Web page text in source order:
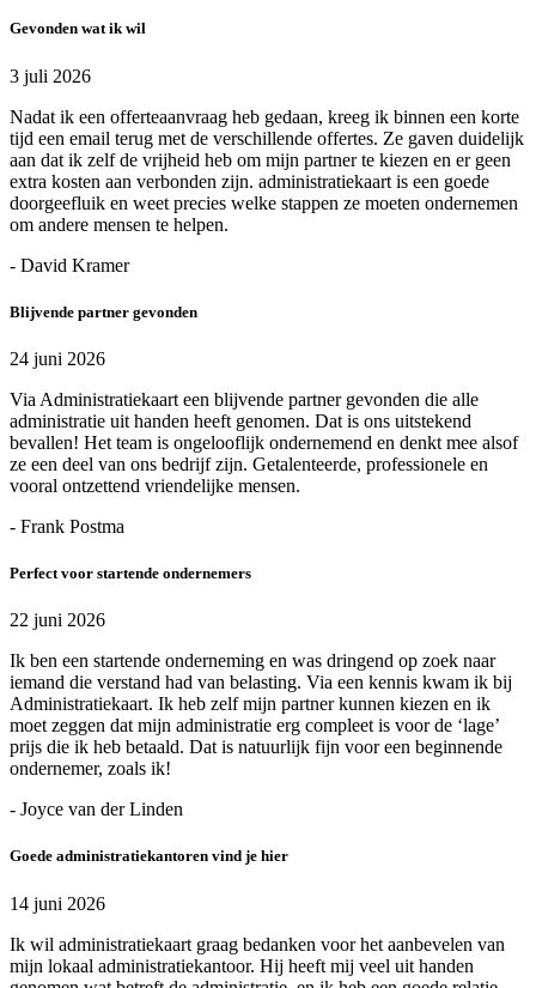
Gevonden wat ik wil
3 juli 2026
Nadat ik een offerteaanvraag heb gedaan, kreeg ik binnen een korte
tijd een email terug met de verschillende offertes. Ze gaven duidelijk
aan dat ik zelf de vrijheid heb om mijn partner te kiezen en er geen
extra kosten aan verbonden zijn. administratiekaart is een goede
doorgeefluik en weet precies welke stappen ze moeten ondernemen
om andere mensen te helpen.
- David Kramer
Blijvende partner gevonden
24 juni 2026
Via Administratiekaart een blijvende partner gevonden die alle
administratie uit handen heeft genomen. Dat is ons uitstekend
bevallen! Het team is ongelooflijk ondernemend en denkt mee alsof
ze een deel van ons bedrijf zijn. Getalenteerde, professionele en
vooral ontzettend vriendelijke mensen.
- Frank Postma
Perfect voor startende ondernemers
22 juni 2026
Ik ben een startende onderneming en was dringend op zoek naar
iemand die verstand had van belasting. Via een kennis kwam ik bij
Administratiekaart. Ik heb zelf mijn partner kunnen kiezen en ik
moet zeggen dat mijn administratie erg compleet is voor de ‘lage’
prijs die ik heb betaald. Dat is natuurlijk fijn voor een beginnende
ondernemer, zoals ik!
- Joyce van der Linden
Goede administratiekantoren vind je hier
14 juni 2026
Ik wil administratiekaart graag bedanken voor het aanbevelen van
mijn lokaal administratiekantoor. Hij heeft mij veel uit handen